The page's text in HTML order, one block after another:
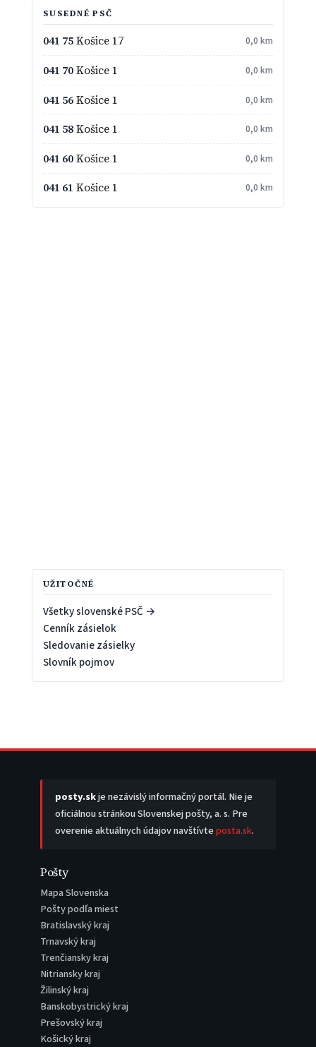
SUSEDNÉ PSČ
041 75Košice 17 0,0 km
041 70Košice 1 0,0 km
041 56Košice 1 0,0 km
041 58Košice 1 0,0 km
041 60Košice 1 0,0 km
041 61 Košice 1 0,0 km
UŽITOČNÉ
Všetky slovenské PSČ →
Cenník zásielok
Sledovanie zásielky
Slovník pojmov
posty.skje nezávislý informačný portál. Nie je
oficiálnou stránkou Slovenskej pošty, a. s. Pre
overenie aktuálnych údajov navštívteposta.sk.
Pošty
Mapa Slovenska
Pošty podľa miest
Bratislavský kraj
Trnavský kraj
Trenčiansky kraj
Nitriansky kraj
Žilinský kraj
Banskobystrický kraj
Prešovský kraj
Košický kraj